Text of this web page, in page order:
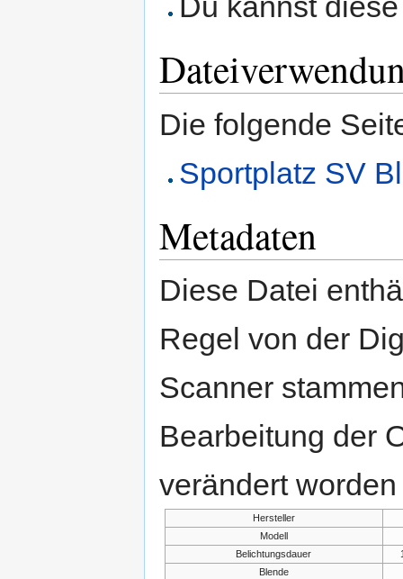
Die folgende
Sportplatz SV
Metadaten
Diese Datei
Regel von der
Scanner
Bearbeitung der
verändert
Hersteller
Modell
Belichtungsdauer
Blende